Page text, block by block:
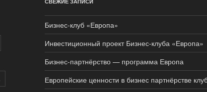
Бизнес-клуб «Европа»
Инвестиционный проект Бизнес-клуба «Европа»
Бизнес-партнёрство — программа Европа
Европейские ценности в бизнес партнёрстве